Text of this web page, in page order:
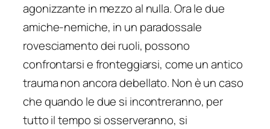
agonizzante in mezzo al nulla. Ora le due
amiche-nemiche, in un paradossale
rovesciamento dei ruoli, possono
confrontarsi e fronteggiarsi, come un antico
trauma non ancora debellato. Non è un caso
che quando le due si incontreranno, per
tutto il tempo si osserveranno, si